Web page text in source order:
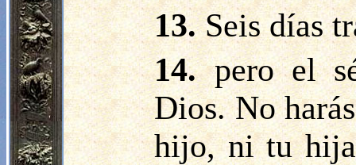
13.Seis días
14.pero el
Dios. No
hijo, ni tu